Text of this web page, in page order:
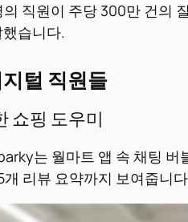
직원이 주당 300만 건의
습니다.
털 직원들
쇼핑 도우미
는 월마트 앱 속 채팅
리뷰 요약까지 보여줍니